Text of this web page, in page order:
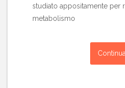
studiato appositamente per
metabolismo
Continua